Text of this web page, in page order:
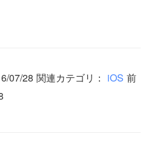
07/28 関連カテゴリ： iOS 前